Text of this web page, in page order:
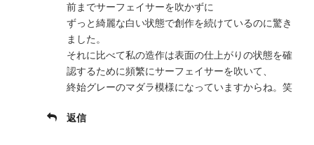
前までサーフェイサーを吹かずに
ずっと綺麗な白い状態で創作を続けているのに驚き
ました。
それに比べて私の造作は表面の仕上がりの状態を確
認するために頻繁にサーフェイサーを吹いて、
終始グレーのマダラ模様になっていますからね。笑
返信